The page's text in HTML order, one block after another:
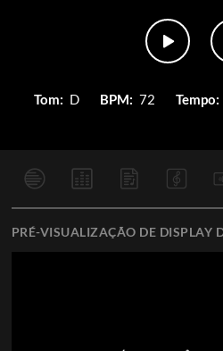
Tom: D BPM: 72 Tempo:
PRÉ-VISUALIZAÇÃO DE DISPLAY